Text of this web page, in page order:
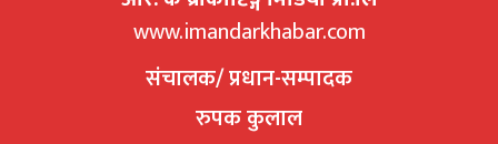
www.imandarkhabar.com
संचालक/ प्रधान-सम्पादक
रुपक कुलाल